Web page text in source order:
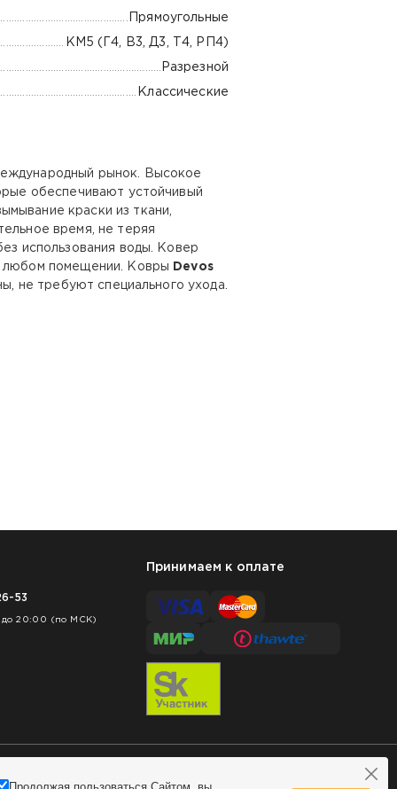
Прямоугольные
КМ5 (Г4, В3, Д3, Т4, РП4)
Разрезной
Классические
рынок. Высокое
обеспечивают устойчивый
краски из ткани,
время, не теряя
использования воды. Ковер
любом помещении. Ковры
Devos
не требуют специального ухода.
53
до 20:00 (по МСК)
Принимаем к оплате